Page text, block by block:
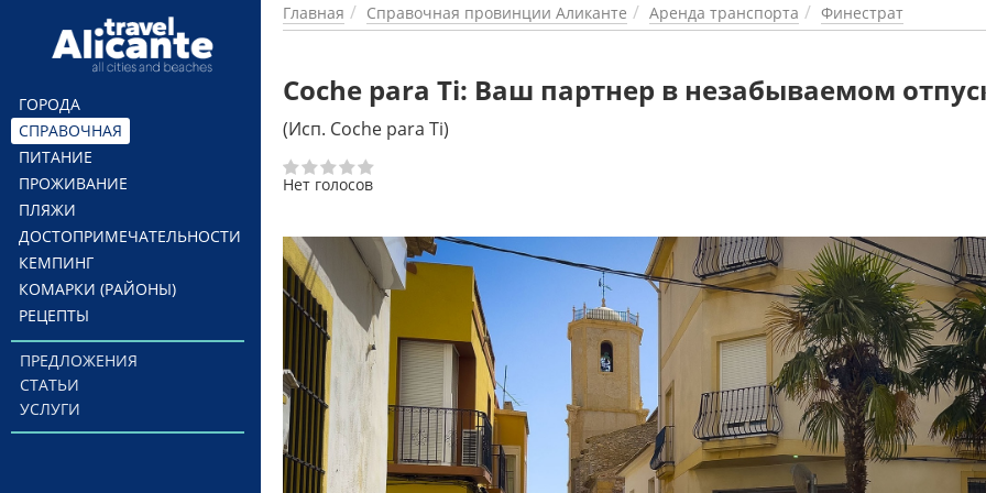
Перейти к основному содержанию
ГОРОДА
СПРАВОЧНАЯ
ПИТАНИЕ
ПРОЖИВАНИЕ
ПЛЯЖИ
ДОСТОПРИМЕЧАТЕЛЬНОСТИ
КЕМПИНГ
КОМАРКИ (РАЙОНЫ)
РЕЦЕПТЫ
ПРЕДЛОЖЕНИЯ
СТАТЬИ
УСЛУГИ
Главная Справочная провинции Аликанте Аренда транспорта Финестрат
Coche para Ti: Ваш партнер в незабываемом
(Исп. Coche para Ti)
Нет голосов